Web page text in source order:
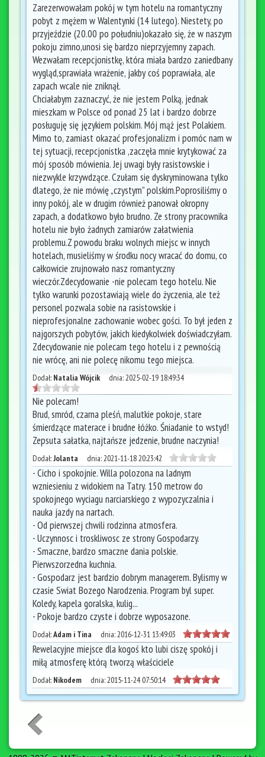
Zarezerwowałam pokój w tym hotelu na romantyczny
pobyt z mężem w Walentynki (14 lutego). Niestety, po
przyjeździe (20.00 po południu)okazało się, że w naszym
pokoju zimno,unosi się bardzo nieprzyjemny zapach.
Wezwałam recepcjonistkę, która miała bardzo zaniedbany
wygląd,sprawiała wrażenie, jakby coś poprawiała, ale
zapach wcale nie zniknął.
Chciałabym zaznaczyć, że nie jestem Polką, jednak
mieszkam w Polsce od ponad 25 lat i bardzo dobrze
posługuję się językiem polskim. Mój mąż jest Polakiem.
Mimo to, zamiast okazać profesjonalizm i pomóc nam w
tej sytuacji, recepcjonistka ,zaczęła mnie krytykować za
mój sposób mówienia. Jej uwagi były rasistowskie i
niezwykle krzywdzące. Czułam się dyskryminowana tylko
dlatego, że nie mówię „czystym” polskim.Poprosiliśmy o
inny pokój, ale w drugim również panował okropny
zapach, a dodatkowo było brudno. Ze strony pracownika
hotelu nie było żadnych zamiarów załatwienia
problemu.Z powodu braku wolnych miejsc w innych
hotelach, musieliśmy w środku nocy wracać do domu, co
całkowicie zrujnowało nasz romantyczny
wieczór.Zdecydowanie -nie polecam tego hotelu. Nie
tylko warunki pozostawiają wiele do życzenia, ale też
personel pozwala sobie na rasistowskie i
nieprofesjonalne zachowanie wobec gości. To był jeden z
najgorszych pobytów, jakich kiedykolwiek doświadczyłam.
Zdecydowanie nie polecam tego hotelu i z pewnością
nie wrócę, ani nie polecę nikomu tego miejsca.
Dodał: Natalia Wójcik dnia:2025-02-19 18:49:34
Nie polecam!
Brud, smród, czarna pleśń, malutkie pokoje, stare
śmierdzące materace i brudne łóżko. Śniadanie to wstyd!
Zepsuta sałatka, najtańsze jedzenie, brudne naczynia!
Dodał:Jolanta dnia:2021-11-18 20:23:42
- Cicho i spokojnie. Willa polozona na ladnym
wzniesieniu z widokiem na Tatry. 150 metrow do
spokojnego wyciagu narciarskiego z wypozyczalnia i
nauka jazdy na nartach.
- Od pierwszej chwili rodzinna atmosfera.
- Uczynnosc i troskliwosc ze strony Gospodarzy.
- Smaczne, bardzo smaczne dania polskie.
Pierwszorzedna kuchnia.
- Gospodarz jest bardzio dobrym managerem. Bylismy w
czasie Swiat Bozego Narodzenia. Program byl super.
Koledy, kapela goralska, kulig...
- Pokoje bardzo czyste i dobrze wyposazone.
Dodał:Adam i Tina dnia:2016-12-31 13:49:03
Rewelacyjne miejsce dla kogoś kto lubi ciszę spokój i
miłą atmosferę którą tworzą właściciele
Dodał: Nikodem dnia:2015-11-24 07:50:14